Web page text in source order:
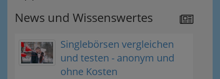
News und Wissenswertes
Singlebörsen vergleichen
und testen - anonym und
ohne Kosten